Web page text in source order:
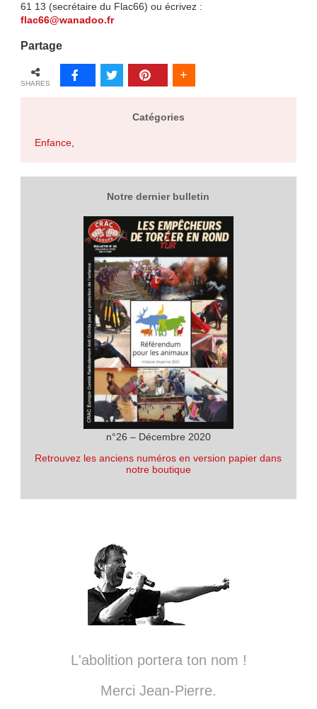
61 13 (secrétaire du Flac66) ou écrivez :
flac66@wanadoo.fr
Partage
SHARES
Catégories
Enfance,
Notre dernier bulletin
n°26 – Décembre 2020
Retrouvez les anciens numéros en version papier dans
notre boutique
L'abolition portera ton nom !
Merci Jean-Pierre.